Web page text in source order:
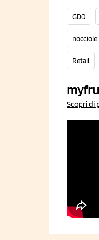
GDO
nocciole
Retail
Scopri di